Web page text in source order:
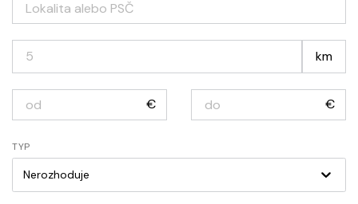
km
€ €
TYP
Nerozhoduje